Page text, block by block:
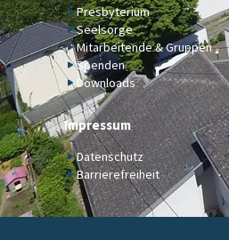
Presbyterium
Seelsorge
Mitarbeitende & Gruppen
Spenden
Downloads
Impressum
Datenschutz
Barrierefreiheit